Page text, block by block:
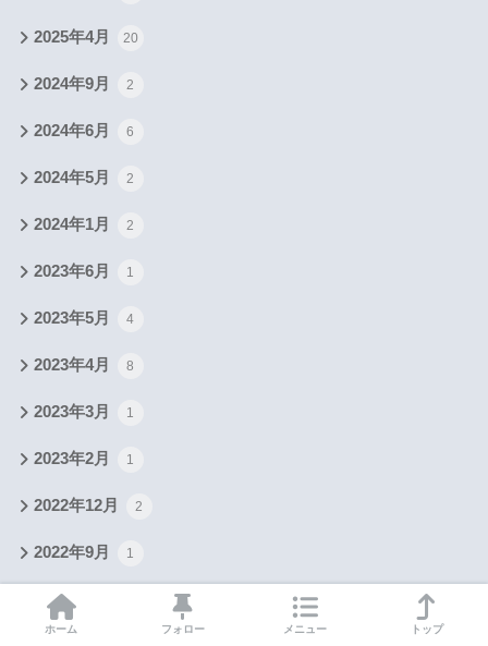
2025年4月 20
2024年9月 2
2024年6月 6
2024年5月 2
2024年1月 2
2023年6月 1
2023年5月 4
2023年4月 8
2023年3月 1
2023年2月 1
2022年12月 2
2022年9月 1
2021年6月
ホーム フォロー メニュー トップ